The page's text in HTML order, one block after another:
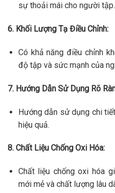
sự thoải mái cho người tập.
6. Khối Lượng Tạ Điều Chỉnh:
Có khả năng điều chỉnh
độ tập và sức mạnh của
7. Hướng Dẫn Sử Dụng Rõ
Hướng dẫn sử dụng chi
hiệu quả.
8. Chất Liệu Chống Oxi Hóa:
Chất liệu chống oxi hóa
mới mẻ và chất lượng lâu